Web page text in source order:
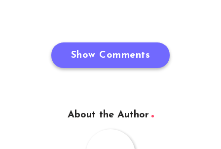
Show Comments
About the Author